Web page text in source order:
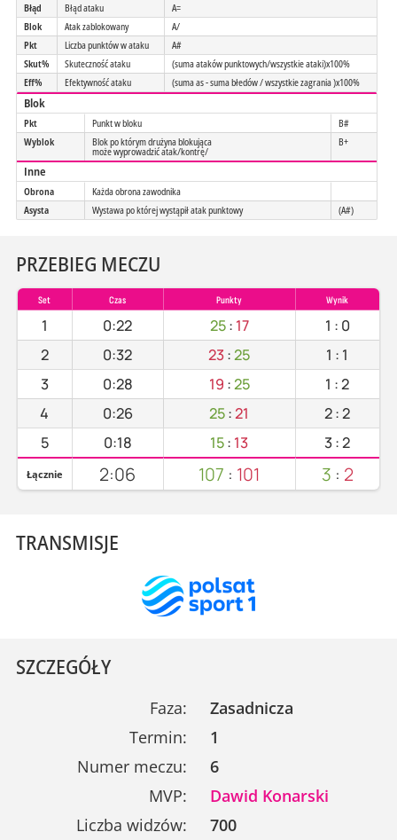
Błąd
Błąd ataku
A=
Blok
Atak zablokowany
A/
Pkt
Liczba punktów w ataku
A#
Skut%
Skuteczność ataku
(suma ataków punktowych/wszystkie ataki)x100%
Eff%
Efektywność ataku (suma as - suma błedów / wszystkie zagrania )x100%
Blok
Pkt Punkt w bloku
B#
Wyblok
Blok po którym drużyna blokująca
może wyprowadzić atak/kontrę/
B+
Inne
Obrona
Każda obrona zawodnika
Asysta
Wystawa po której wystąpił atak punktowy (A#)
PRZEBIEG MECZU
Set Czas Punkty Wynik
1 0:22 25: 17 1 : 0
2
0:32 23:25 1 : 1
3
0:28 19 :25 1 :2
4
0:26 25:21 2:2
5
0:18 15: 13 3:2
Łącznie 2:06 107 : 101 3 : 2
TRANSMISJE
SZCZEGÓŁY
Faza:
Zasadnicza
Termin:
1
Numer meczu:
6
MVP:
Dawid Konarski
Liczba widzów:
700